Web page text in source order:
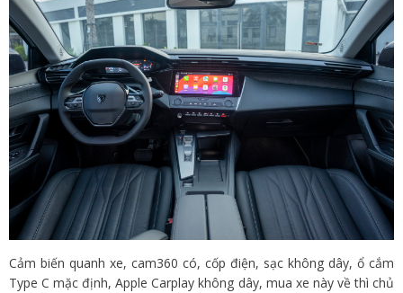
Cảm biến quanh xe, cam360 có, cốp điện, sạc không dây, ổ cắm
Type C mặc định, Apple Carplay không dây, mua xe này về thì chủ